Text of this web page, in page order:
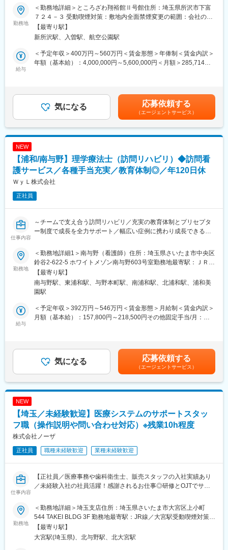
変更の範囲：会社の定める業務
【キャリアパス】
経験を積んだ後は、リーダー業務や施設責任者としてご活躍いた
だき、将来的には複数の施設をまとめるようなエリアマネージャ
能です。
加えて、人材教育や品質管理といった後方支援の仕事へのキャリ
【同社の魅力ポイント】
■国内唯一の滅菌装置の専門メーカーとして長年の実績があり、大
型の高圧蒸気滅菌装置では国内シェア約30％を誇ります。
■高度な製造技術をベースに最新の技術を取り入れた装置を次々に
えています。
変更の範囲：会社の定める業務
◆「医療・福祉・教育」３つの事業展開で安定の経営基盤／週休
二日制・休日休暇１１３日以上（リフレッシュ休暇含む）◆
◆福利厚生・手当充実／育休・産休・時短勤務制度有◆
■業務概要：
今後の事業計画のため増員募集しています。施設全体を管理する
重要な立場として、スタッフ採用や労務管理、人材マネジメン
・運営管理、収支管理
・職員管理、教育
・利用者管理、行政管理、その他付随する業務
を担うことができます。
・地域密着型の活動を通し、地域との連携、施設をはぐくむこと
ができます。
※同社の扱う施設が多く、組織構成幅広く、デイサービスの施設で
すと１０名程になります。
■働き方の特徴：
・職員の働きやすさを追及しており、当グループの離職率は１
１％と業界屈指の低さを誇ります。
・働くパパママ応援：育児休業取得率を男性職員７％以上、女性
員の始業・終業時刻の調整など、それぞれの職員が働きやすい職
場環境を目指しています。
キルや希望次第で組織をまたいで他の業務を兼務することができ
ます。
実際に当社の取締役は、学校法人の経営にも携わっており、ライ
し、新しい業務にチャレンジ、選択できる環境が整っています。
・同社は国内最大級の介護グループ会社Ｇｅｎｋｉ Ｇｒｏｕｐ
の中核企業です。
・現在、全国５０カ所以上で拠点を構えており、随時新規拠点の
オープンや、海外へ事業展開も行っています。
変更の範囲：会社の定める業務
勤務地
＜勤務地詳細＞ところざわ翔裕館Ⅱ号館住所：埼玉県所沢市下富
７２４－３ 受動喫煙対策：敷地内全面禁煙変更の範囲：会社の定
める事業所
【最寄り駅】
新所沢駅、入曽駅、航空公園駅
給与
＜予定年収＞400万円～560万円＜賃金形態＞年俸制＜賃金内訳＞
年額（基本給）：4,000,000円～5,600,000円＜月額＞285,714円
上下する可能性があります。月給(月額)は固定手当を含めた表記で
す。
気になる 応募依頼する
（エージェントサービス）
NEW
【浦和/南与野】理学療法士（訪問リハビリ）◆訪問看
護サービス／各種手当充実／教育体制◎／年120日休
ＷｙＬ株式会社
正社員
仕事内容
～チームで支え合う訪問リハビリ／充実の教育体制とプリセプタ
ー制度で成長を全力サポート／幅広い症例に携わり成長できる環
■業務内容：
自宅で生活をされるご利用者様への訪問リハビリ業務をお願いし
ます。
◇健康管理（バイタルチェック、問診など）
◇機能評価（病状や身体機能の把握など）
◇生活動作訓練（歩行、食事、排泄、着替え、座位保持など）
◇摂食嚥下訓練（口腔ケア、口腔体操、食事内容のアドバイスな
◇福祉用具の選定（身体に合わせた福祉用具の利用支援など）
◇家族への指導（介助方法のアドバイスなど）
◇定期の申し送りなし
◇社内カンファレンス※週1回（お昼に1時間）
◇訪問の記録、各種書類の作成（電子カルテ使用）
◇疾患や症例の傾向：慢性期の方から、終末期、難病、小児、精
■特徴：
◇チームで支えあう文化
訪問先で迷った時は端末からすぐに相談でき、安心して訪問でき
ます。
◇充実した教育コンテンツ
リハ・ケア・ナースに特化したeラーニング「はぐくも」が見放題
勤務地
＜勤務地詳細1＞南与野（看護師）住所：埼玉県さいたま市中央区
鈴谷2-622-5 ホワイトメゾン南与野603号室勤務地最寄駅：ＪＲ埼
京線線／南与野駅受動喫煙対策：屋内全面禁煙＜勤務地詳細2＞浦
和住所：埼玉県さいたま市緑区東浦和4-1-17 東宏ビル5-2F受動喫
煙対策：屋内全面禁煙変更の範囲：会社の定める事業所
【最寄り駅】
南与野駅、東浦和駅、与野本町駅、南浦和駅、北浦和駅、浦和美
園駅
給与
＜予定年収＞392万円～546万円＜賃金形態＞月給制＜賃金内訳＞
月額（基本給）：157,800円～218,500円その他固定手当/月：
業手当＞有＜給与補足＞※経験等考慮の上、社内規定に則って給与
は決定します。※その他固定手当：地域手当60,000円／PTOTST手
当25,000円■賞与：年2回 ※昨年度実績：月額給与2ヶ月分/年■昇
給：年1回賃金はあくまでも目安の金額であり、選考を通じて上下
する可能性があります。月給(月額)は固定手当を含めた表記です。
気になる 応募依頼する
（エージェントサービス）
NEW
【埼玉／未経験歓迎】医療システムのサポートスタッ
フ職（操作説明や問い合わせ対応）※残業10h程度
株式会社ノーザ
正社員 職種未経験歓迎 業種未経験歓迎
仕事内容
【正社員／医療事務や歯科衛生士、販売スタッフの入社実績あり
／未経験入社の社員活躍！感謝されるお仕事◎研修とOJTでサポ
■職務内容：
当社の医療システムを導入している歯科医院のスタッフへ、シス
テムの操作方法などの説明・指導するインストラクターとしてご
活躍いただきます。
勤務地
＜勤務地詳細＞埼玉支店住所：埼玉県さいたま市大宮区上小町
544 TAKEI BLDG 3F 勤務地最寄駅：JR線／大宮駅受動喫煙対策：
屋内全面禁煙変更の範囲：会社の定める事業所
【最寄り駅】
大宮駅(埼玉県)、北与野駅、北大宮駅